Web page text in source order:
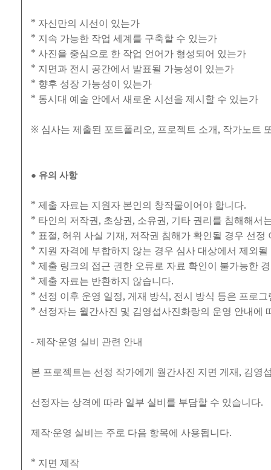
* 자신만의 시선이 있는가
* 지속 가능한 작업 세계를 구축할 수 있는가
* 사진을 중심으로 한 작업 언어가 형성되어 있는가
* 지면과 전시 공간에서 발표될 가능성이 있는가
* 향후 성장 가능성이 있는가
* 동시대 예술 안에서 새로운 시선을 제시할 수 있는가
※ 심사는 제출된 포트폴리오, 프로젝트 소개, 작가노트
● 유의 사항
* 제출 자료는 지원자 본인의 창작물이어야 합니다.
* 타인의 저작권, 초상권, 소유권, 기타 권리를 침해해서
* 표절, 허위 사실 기재, 저작권 침해가 확인될 경우 선정
* 지원 자격에 부합하지 않는 경우 심사 대상에서 제외
* 제출 링크의 접근 권한 오류로 자료 확인이 불가능한
* 제출 자료는 반환하지 않습니다.
* 선정 이후 운영 일정, 게재 방식, 전시 방식 등은 프로
* 선정자는 월간사진 및 김영섭사진화랑의 운영 안내에
- 제작·운영 실비 관련 안내
본 프로젝트는 선정 작가에게 월간사진 지면 게재, 김
선정자는 상격에 따라 일부 실비를 부담할 수 있습니다.
제작·운영 실비는 주로 다음 항목에 사용됩니다.
* 지면 제작